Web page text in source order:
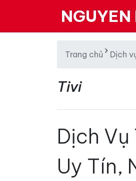
NGUYEN
Trang chủ Dịch
Tivi
Dịch
Uy Tín,